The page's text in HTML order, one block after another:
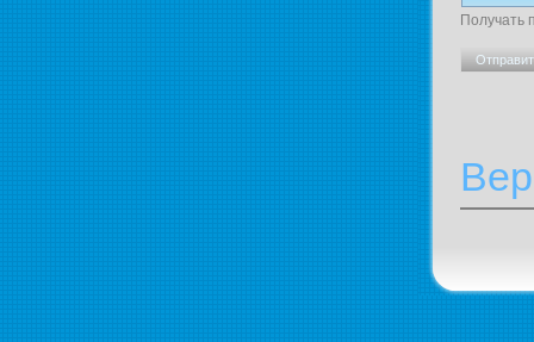
Получать